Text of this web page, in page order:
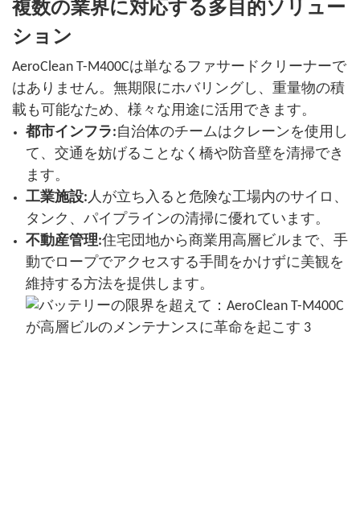
複数の業界に対応する多目的ソリュー
ション
AeroClean T-M400Cは単なるファサードクリーナーで
はありません。無期限にホバリングし、重量物の積
載も可能なため、様々な用途に活用できます。
都市インフラ: 自治体のチームはクレーンを使用し
て、交通を妨げることなく橋や防音壁を清掃でき
ます。
工業施設:人が立ち入ると危険な工場内のサイロ、
タンク、パイプラインの清掃に優れています。
不動産管理:住宅団地から商業用高層ビルまで、手
動でロープでアクセスする手間をかけずに美観を
維持する方法を提供します。